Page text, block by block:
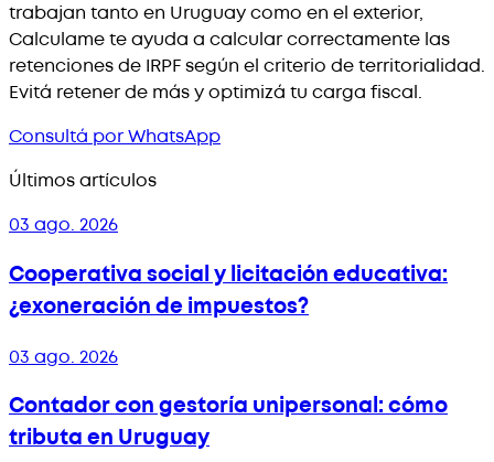
trabajan tanto en Uruguay como en el exterior,
Calculame te ayuda a calcular correctamente las
retenciones de IRPF según el criterio de territorialidad.
Evitá retener de más y optimizá tu carga fiscal.
Consultá por WhatsApp
Últimos artículos
03 ago. 2026
Cooperativa social y licitación educativa:
¿exoneración de impuestos?
03 ago. 2026
Contador con gestoría unipersonal: cómo
tributa en Uruguay